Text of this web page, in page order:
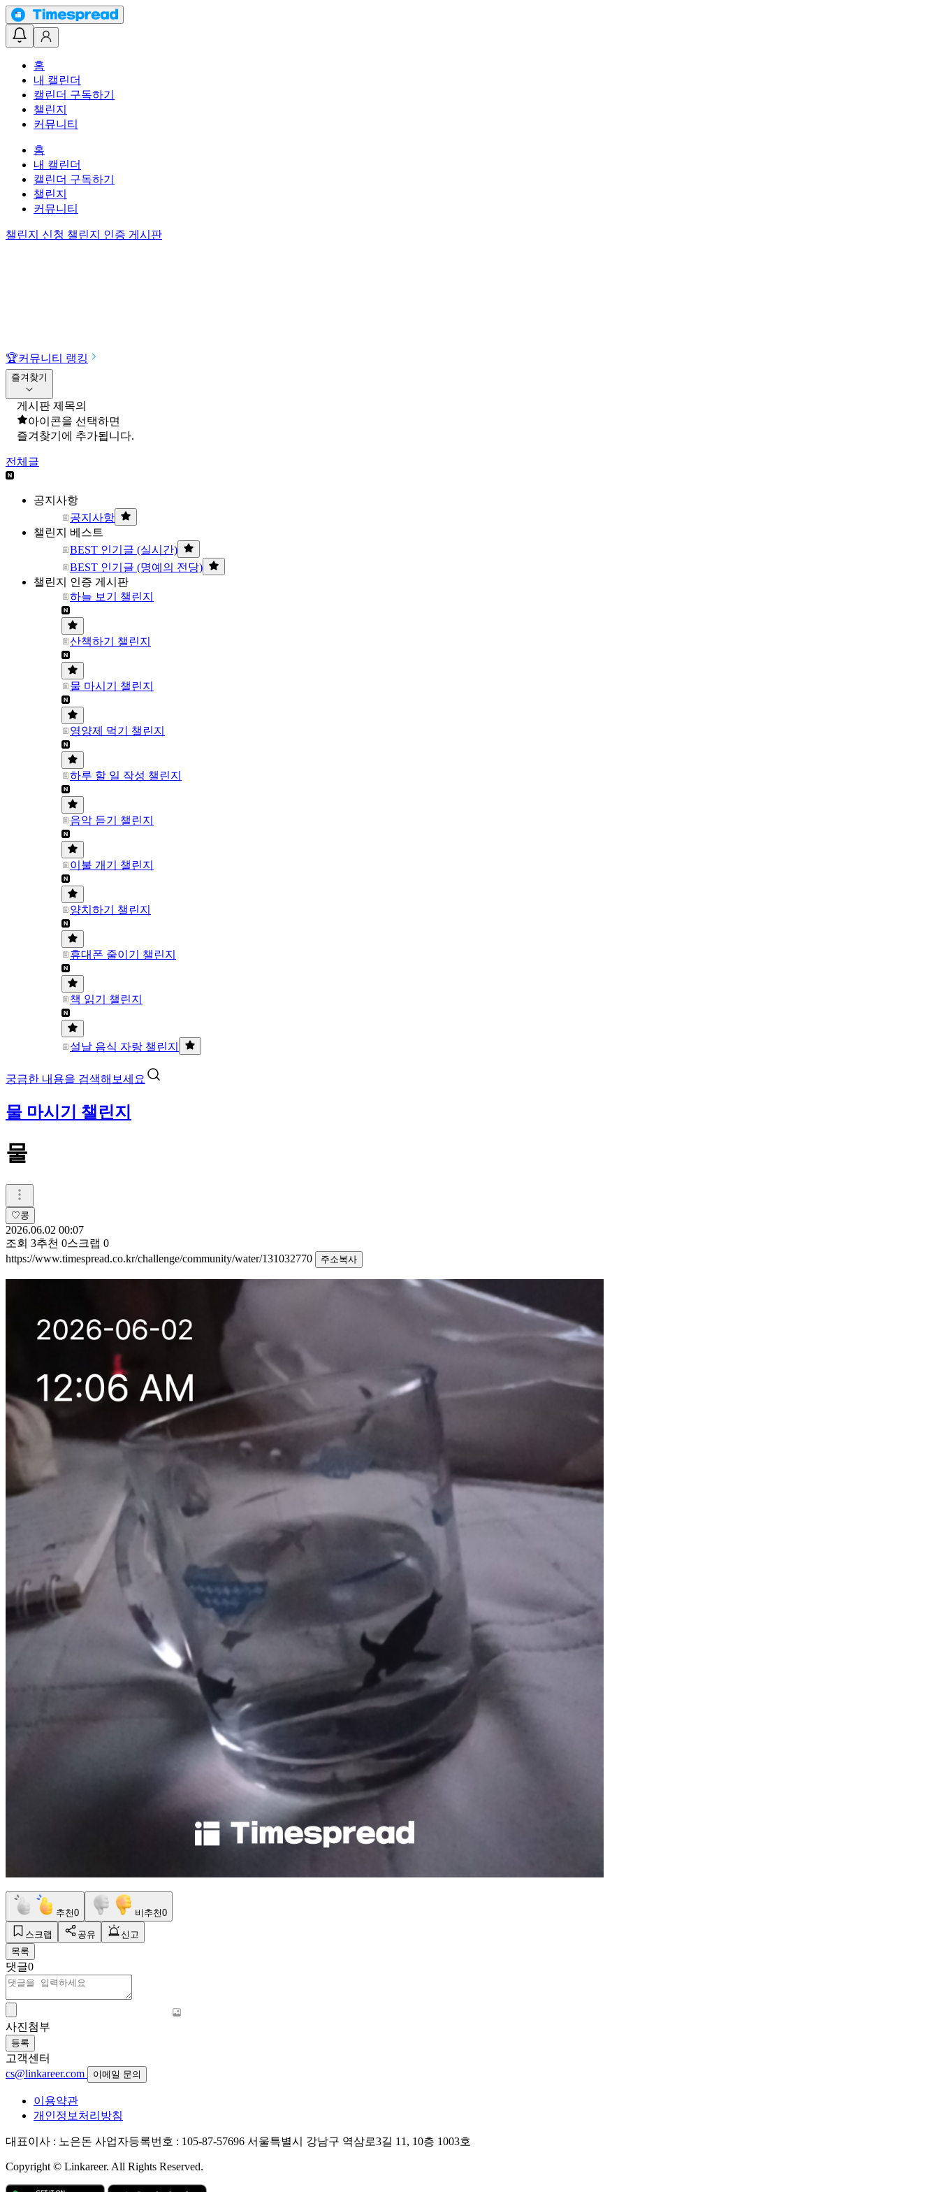
홈
내 캘린더
캘린더 구독하기
챌린지
커뮤니티
홈
내 캘린더
캘린더 구독하기
챌린지
커뮤니티
챌린지 신청 챌린지 인증 게시판
🏆커뮤니티 랭킹
즐겨찾기
게시판 제목의
아이콘을 선택하면
즐겨찾기에 추가됩니다.
전체글
공지사항
공지사항
챌린지 베스트
BEST 인기글 (실시간)
BEST 인기글 (명예의 전당)
챌린지 인증 게시판
하늘 보기 챌린지
산책하기 챌린지
물 마시기 챌린지
영양제 먹기 챌린지
하루 할 일 작성 챌린지
음악 듣기 챌린지
이불 개기 챌린지
양치하기 챌린지
휴대폰 줄이기 챌린지
책 읽기 챌린지
설날 음식 자랑 챌린지
궁금한 내용을 검색해보세요
물 마시기 챌린지
물
♡콩
2026.06.02 00:07
조회 3추천 0스크랩 0
https://www.timespread.co.kr/challenge/community/water/131032770
주소복사
추천0 비추천0
스크랩 공유
신고
목록
댓글0
사진첨부
등록
고객센터
cs@linkareer.com
이메일 문의
이용약관
개인정보처리방침
대표이사 : 노은돈 사업자등록번호 : 105-87-57696 서울특별시 강남구 역삼로3길 11, 10층 1003호
Copyright © Linkareer. All Rights Reserved.